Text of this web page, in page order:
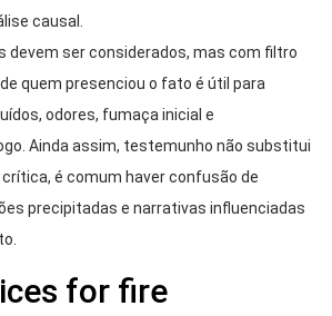
causal.
devem ser considerados, mas com filtro
quem presenciou o fato é útil para
odores, fumaça inicial e
Ainda assim, testemunho não substitui
é comum haver confusão de
precipitadas e narrativas influenciadas
for fire